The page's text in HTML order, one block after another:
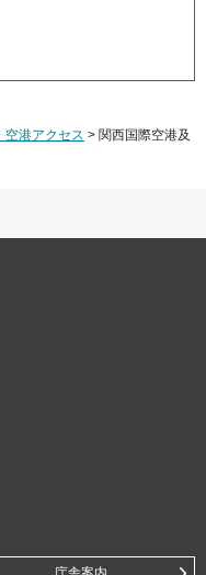
空港アクセス > 関西国際空港及